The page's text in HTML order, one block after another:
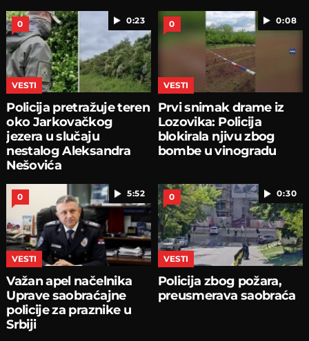
0:23
0
VESTI
Policija pretražuje teren
oko Jarkovačkog
jezera u slučaju
nestalog Aleksandra
Nešovića
0:08
0
VESTI
Prvi snimak drame iz
Lozovika: Policija
blokirala njivu zbog
bombe u vinogradu
5:52
0
VESTI
Važan apel načelnika
Uprave saobraćajne
policije za praznike u
Srbiji
0:30
0
VESTI
Policija zbog požara,
preusmerava saobraća